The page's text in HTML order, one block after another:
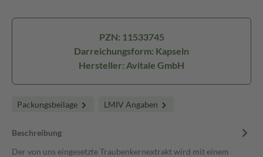
PZN: 11533745
Darreichungsform: Kapseln
Hersteller: Avitale GmbH
Packungsbeilage LMIV Angaben
Beschreibung
Der von uns eingesetzte Traubenkernextrakt wird mit einem